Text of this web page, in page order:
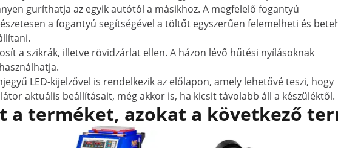
guríthatja az egyik autótól a másikhoz. A megfelelő fogantyú
a fogantyú segítségével a töltőt egyszerűen felemelheti és
a szikrák, illetve rövidzárlat ellen. A házon lévő hűtési nyílásoknak
LED-kijelzővel is rendelkezik az előlapon, amely lehetővé teszi, hogy
aktuális beállításait, még akkor is, ha kicsit távolabb áll a készüléktől.
a terméket, azokat a következő